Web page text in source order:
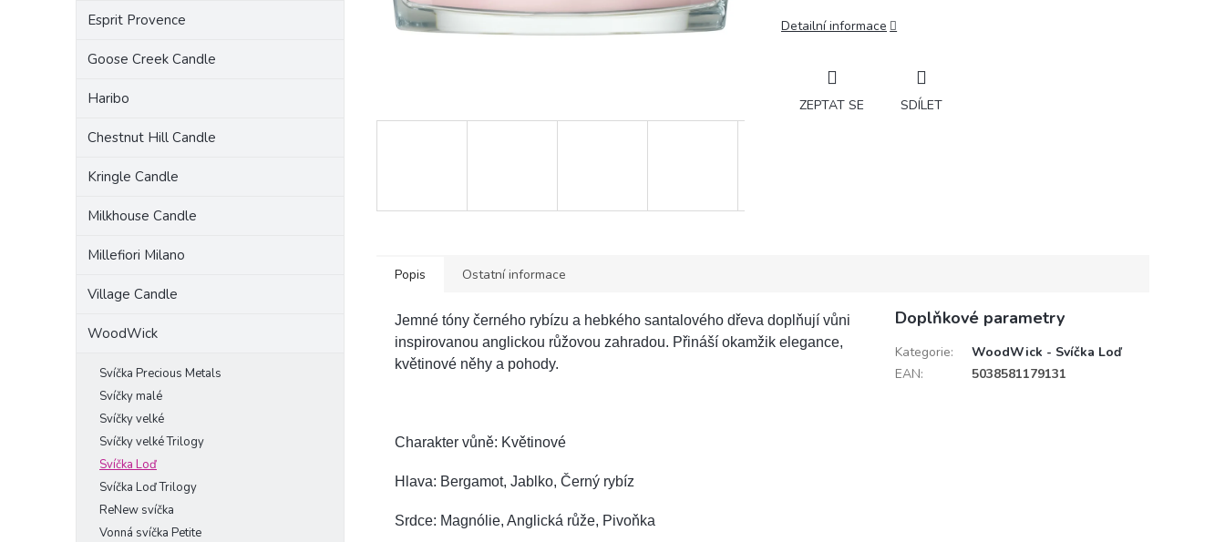
Esprit Provence
Goose Creek Candle
Haribo
Chestnut Hill Candle
Kringle Candle
Milkhouse Candle
Millefiori Milano
Village Candle
WoodWick
Svíčka Precious Metals
Svíčky malé
Svíčky velké
Svíčky velké Trilogy
Svíčka Loď
Svíčka Loď Trilogy
ReNew svíčka
Vonná svíčka Petite
Detailní informace
ZEPTAT SE SDÍLET
Popis Ostatní informace
Jemné tóny černého rybízu a hebkého santalového dřeva doplňují vůni
inspirovanou anglickou růžovou zahradou. Přináší okamžik elegance,
květinové něhy a pohody.
Charakter vůně: Květinové
Hlava: Bergamot, Jablko, Černý rybíz
Srdce: Magnólie, Anglická růže, Pivoňka
Doplňkové parametry
Kategorie:
WoodWick - Svíčka Loď
EAN: 5038581179131